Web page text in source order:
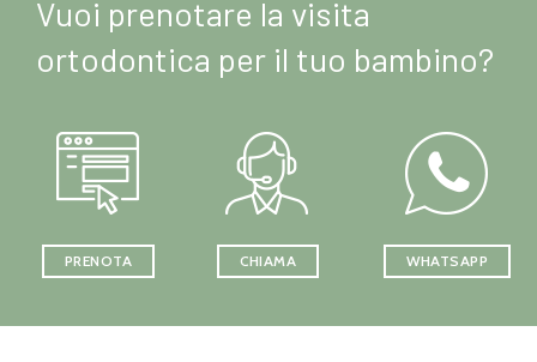
Vuoi prenotare la visita
ortodontica per il tuo bambino?
PRENOTA CHIAMA WHATSAPP